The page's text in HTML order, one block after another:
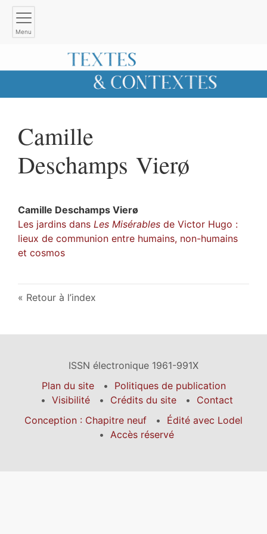
Menu
Camille
Deschamps Vierø
Camille Deschamps Vierø
Les jardins dans Les Misérables de Victor Hugo :
lieux de communion entre humains, non-humains
et cosmos
Retour à l’index
ISSN électronique 1961-991X
Plan du site
Politiques de publication
Visibilité
Crédits du site
Contact
Conception : Chapitre neuf
Édité avec Lodel
Accès réservé